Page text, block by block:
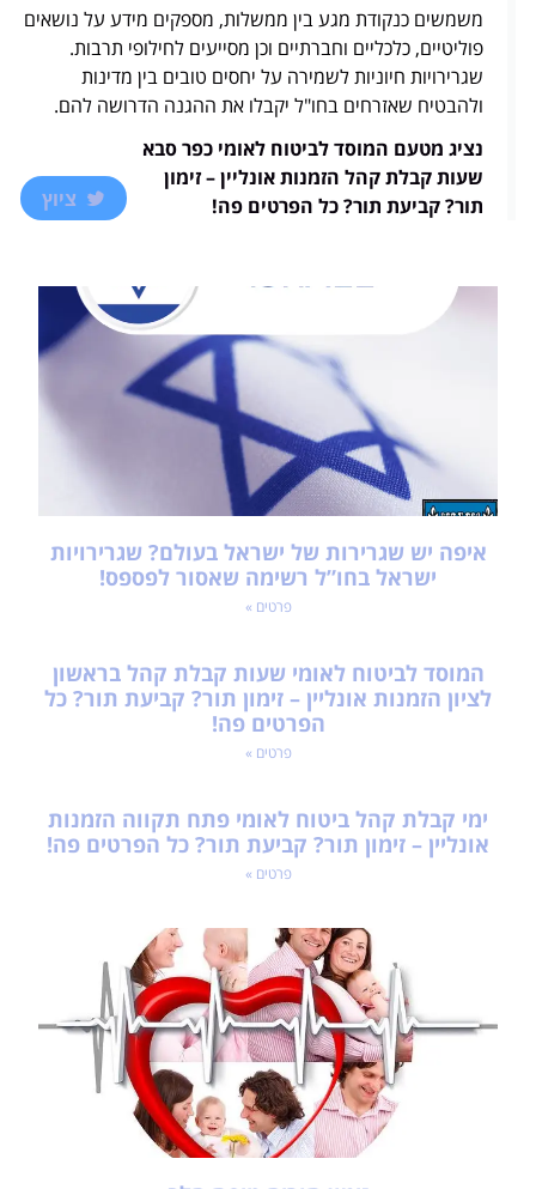
פוליטיים, כלכליים וחברתיים וכן מסייעים לחילופי תרבות.
שגרירויות חיוניות לשמירה על יחסים טובים בין מדינות
ולהבטיח שאזרחים בחו"ל יקבלו את ההגנה הדרושה להם.
נציג מטעם המוסד לביטוח לאומי כפר סבא
שעות קבלת קהל הזמנות אונליין – זימון
תור? קביעת תור? כל הפרטים פה!
ציוץ
ישראל בחו”ל רשימה שאסור לפספס!
פרטים »
לציון הזמנות אונליין – זימון תור? קביעת תור? כל
הפרטים פה!
פרטים »
אונליין – זימון תור? קביעת תור? כל הפרטים פה!
פרטים »